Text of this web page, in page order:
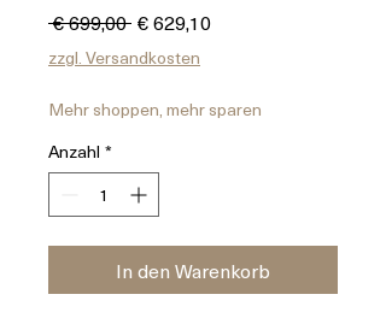
€ 699,00 Standardpreis
€ 629,10Sale-
zzgl. Versandkosten
Mehr shoppen, mehr sparen
Anzahl *
In den Warenkorb